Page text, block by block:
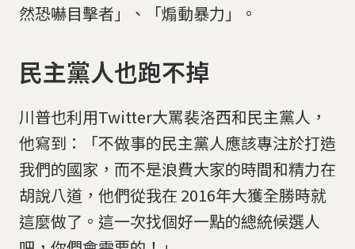
然恐嚇目擊者」、「煽動暴力」。
民主黨人也跑不掉
川普也利用Twitter大罵裴洛西和民主黨人，
他寫到：「不做事的民主黨人應該專注於打造
我們的國家，而不是浪費大家的時間和精力在
胡說八道，他們從我在 2016年大獲全勝時就
這麼做了。這一次找個好一點的總統候選人